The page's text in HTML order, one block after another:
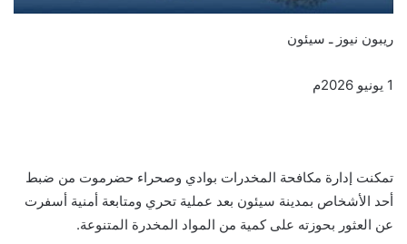
ريبون نيوز ـ سيئون
1 يونيو 2026م
تمكنت إدارة مكافحة المخدرات بوادي وصحراء حضرموت من ضبط
أحد الأشخاص بمدينة سيئون بعد عملية تحري ومتابعة أمنية أسفرت
عن العثور بحوزته على كمية من المواد المخدرة المتنوعة.